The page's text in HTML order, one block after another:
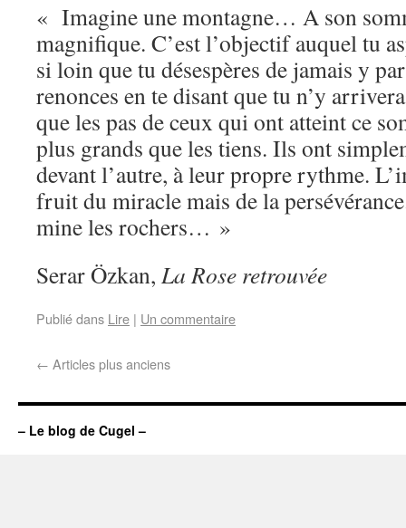
« Imagine une montagne… A son
magnifique. C’est l’objectif auquel tu
si loin que tu désespères de jamais y
renonces en te disant que tu n’y
que les pas de ceux qui ont atteint ce
plus grands que les tiens. Ils ont
devant l’autre, à leur propre rythme.
fruit du miracle mais de la
mine les rochers… »
Serar Özkan, La Rose retrouvée
Publié dans Lire | Un commentaire
← Articles plus anciens
– Le blog de Cugel –